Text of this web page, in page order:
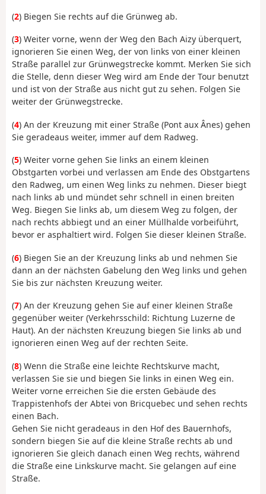
(2) Biegen Sie rechts auf die Grünweg ab.
(3) Weiter vorne, wenn der Weg den Bach Aizy überquert,
ignorieren Sie einen Weg, der von links von einer kleinen
Straße parallel zur Grünwegstrecke kommt. Merken Sie sich
die Stelle, denn dieser Weg wird am Ende der Tour benutzt
und ist von der Straße aus nicht gut zu sehen. Folgen Sie
weiter der Grünwegstrecke.
(4) An der Kreuzung mit einer Straße (Pont aux Ânes) gehen
Sie geradeaus weiter, immer auf dem Radweg.
(5) Weiter vorne gehen Sie links an einem kleinen
Obstgarten vorbei und verlassen am Ende des Obstgartens
den Radweg, um einen Weg links zu nehmen. Dieser biegt
nach links ab und mündet sehr schnell in einen breiten
Weg. Biegen Sie links ab, um diesem Weg zu folgen, der
nach rechts abbiegt und an einer Müllhalde vorbeiführt,
bevor er asphaltiert wird. Folgen Sie dieser kleinen Straße.
(6) Biegen Sie an der Kreuzung links ab und nehmen Sie
dann an der nächsten Gabelung den Weg links und gehen
Sie bis zur nächsten Kreuzung weiter.
(7) An der Kreuzung gehen Sie auf einer kleinen Straße
gegenüber weiter (Verkehrsschild: Richtung Luzerne de
Haut). An der nächsten Kreuzung biegen Sie links ab und
ignorieren einen Weg auf der rechten Seite.
(8) Wenn die Straße eine leichte Rechtskurve macht,
verlassen Sie sie und biegen Sie links in einen Weg ein.
Weiter vorne erreichen Sie die ersten Gebäude des
Trappistenhofs der Abtei von Bricquebec und sehen rechts
einen Bach.
Gehen Sie nicht geradeaus in den Hof des Bauernhofs,
sondern biegen Sie auf die kleine Straße rechts ab und
ignorieren Sie gleich danach einen Weg rechts, während
die Straße eine Linkskurve macht. Sie gelangen auf eine
Straße.